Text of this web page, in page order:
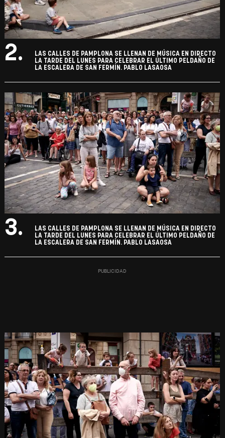
2.
LAS CALLES DE PAMPLONA SE LLENAN DE MÚSICA EN DIRECTO
LA TARDE DEL LUNES PARA CELEBRAR EL ÚLTIMO PELDAÑO DE
LA ESCALERA DE SAN FERMÍN. PABLO LASAOSA
3.
LAS CALLES DE PAMPLONA SE LLENAN DE MÚSICA EN DIRECTO
LA TARDE DEL LUNES PARA CELEBRAR EL ÚLTIMO PELDAÑO DE
LA ESCALERA DE SAN FERMÍN. PABLO LASAOSA